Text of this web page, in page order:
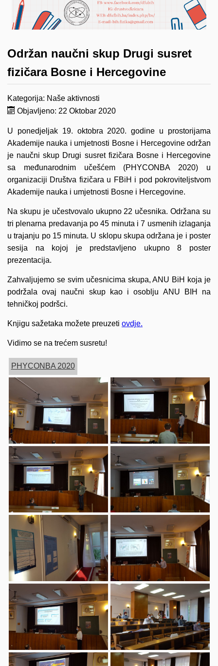
Održan naučni skup Drugi susret
fizičara Bosne i Hercegovine
Kategorija: Naše aktivnosti
Objavljeno: 22 Oktobar 2020
U ponedjeljak 19. oktobra 2020. godine u prostorijama
Akademije nauka i umjetnosti Bosne i Hercegovine održan
je naučni skup Drugi susret fizičara Bosne i Hercegovine
sa međunarodnim učešćem (PHYCONBA 2020) u
organizaciji Društva fizičara u FBiH i pod pokroviteljstvom
Akademije nauka i umjetnosti Bosne i Hercegovine.
Na skupu je učestvovalo ukupno 22 učesnika. Održana su
tri plenarna predavanja po 45 minuta i 7 usmenih izlaganja
u trajanju po 15 minuta. U sklopu skupa održana je i poster
sesija na kojoj je predstavljeno ukupno 8 poster
prezentacija.
Zahvaljujemo se svim učesnicima skupa, ANU BiH koja je
podržala ovaj naučni skup kao i osoblju ANU BIH na
tehničkoj podršci.
Knjigu sažetaka možete preuzeti ovdje.
Vidimo se na trećem susretu!
PHYCONBA 2020